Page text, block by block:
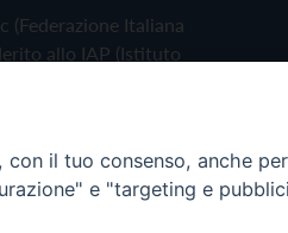
(Federazione Italiana
allo IAP (Istituto
il tuo consenso, anche
e "targeting e